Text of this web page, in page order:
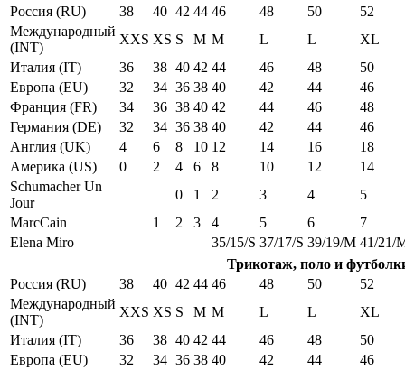
Россия (RU)
38 40 42 44 46 48 50
52
Международный
(INT)
XXS XS S M M L L
XL
Италия (IT)
36 38 40 42 44 46 48
50
Европа (EU)
32 34 36 38 40 42 44
46
Франция (FR)
34 36 38 40 42 44 46
48
Германия (DE)
32 34 36 38 40 42 44
46
Англия (UK)
4 6 8 10 12 14 16
18
Америка (US)
0 2 4 6 8 10 12
14
Schumacher Un
Jour
0 1 2 3 4
5
MarcCain
1 2 3 4 5 6
7
Elena Miro
35/15/S 37/17/S 39/19/M 41/21/
Трикотаж, поло и
Россия (RU)
38 40 42 44 46 48 50
52
Международный
(INT)
XXS XS S M M L L
XL
Италия (IT)
36 38 40 42 44 46 48
50
Европа (EU)
32 34 36 38 40 42 44
46